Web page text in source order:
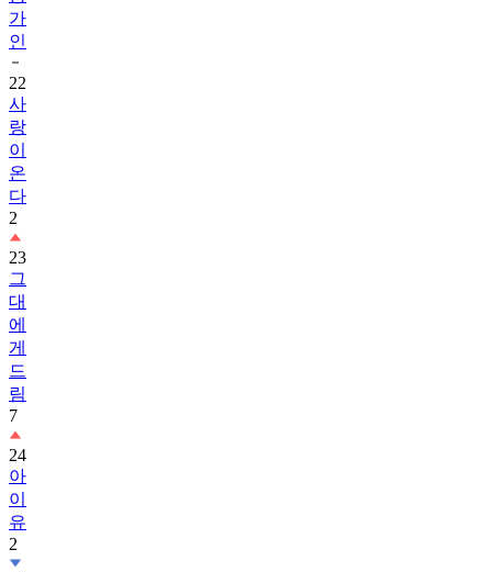
가
인
22
사
랑
이
온
다
2
23
그
대
에
게
드
림
7
24
아
이
유
2